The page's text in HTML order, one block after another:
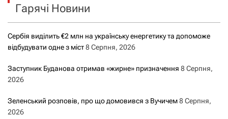
Гарячі Новини
Сербія виділить €2 млн на українську енергетику та допоможе
відбудувати одне з міст8 Серпня, 2026
Заступник Буданова отримав «жирне» призначення 8 Серпня,
2026
Зеленський розповів, про що домовився з Вучичем8 Серпня,
2026